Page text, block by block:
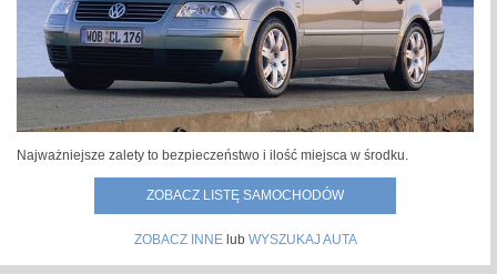
Najważniejsze zalety to bezpieczeństwo i ilość miejsca w środku.
ZOBACZ LISTĘ SAMOCHODÓW
ZOBACZ INNElub WYSZUKAJ AUTA